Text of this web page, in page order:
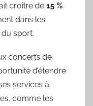
croître de 15 %
dans les
sport.
concerts de
d’étendre
services à
comme les